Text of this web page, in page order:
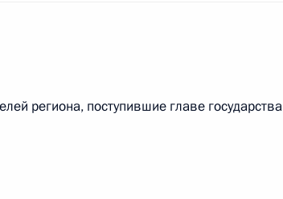
о ситуации
региона, поступившие главе государства